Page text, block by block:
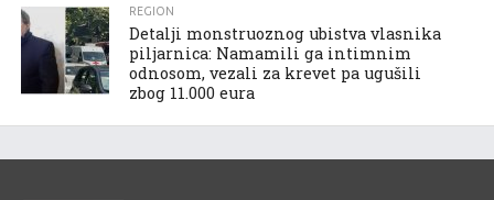
REGION
Detalji monstruoznog ubistva vlasnika
piljarnica: Namamili ga intimnim
odnosom, vezali za krevet pa ugušili
zbog 11.000 eura